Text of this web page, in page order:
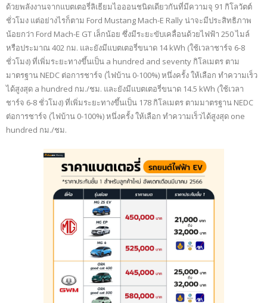
ด้วยพลังงานจากแบตเตอรี่ลิเธียมไอออนชนิดเดียวกันที่มีความจุ 91 กิโลวัตต์
ชั่วโมง แต่อย่างไรก็ตาม Ford Mustang Mach-E Rally น่าจะมีประสิทธิภาพ
น้อยกว่า Ford Mach-E GT เล็กน้อย ซึ่งมีระยะขับเคลื่อนด้วยไฟฟ้า 250 ไมล์
หรือประมาณ 402 กม. และยังมีแบตเตอรี่ขนาด 14 kWh (ใช้เวลาชาร์จ 6-8
ชั่วโมง) ที่เพิ่มระยะทางขึ้นเป็น a hundred and seventy กิโลเมตร ตาม
มาตรฐาน NEDC ต่อการชาร์จ (ไฟบ้าน 0-100%) หนึ่งครั้ง ให้เลือก ทำความเร็ว
ได้สูงสุด a hundred กม./ชม. และยังมีแบตเตอรี่ขนาด 14.5 kWh (ใช้เวลา
ชาร์จ 6-8 ชั่วโมง) ที่เพิ่มระยะทางขึ้นเป็น 178 กิโลเมตร ตามมาตรฐาน NEDC
ต่อการชาร์จ (ไฟบ้าน 0-100%) หนึ่งครั้ง ให้เลือก ทำความเร็วได้สูงสุด one
hundred กม./ชม.